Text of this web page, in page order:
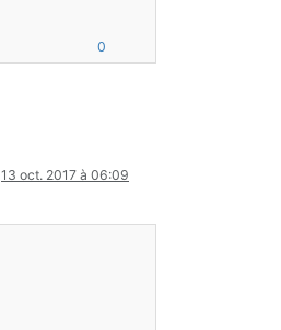
0
13 oct. 2017 à 06:09